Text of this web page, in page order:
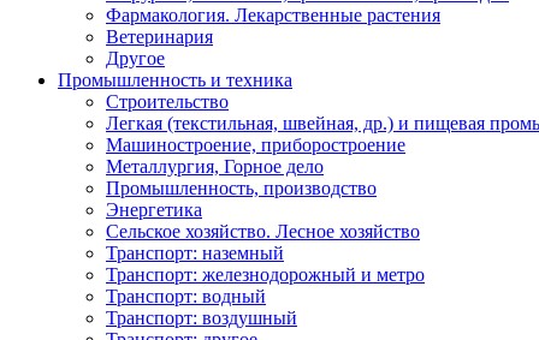
Фармакология. Лекарственные растения
Ветеринария
Другое
Промышленность и техника
Строительство
Легкая (текстильная, швейная, др.) и пищевая
Машиностроение, приборостроение
Металлургия, Горное дело
Промышленность, производство
Энергетика
Сельское хозяйство. Лесное хозяйство
Транспорт: наземный
Транспорт: железнодорожный и метро
Транспорт: водный
Транспорт: воздушный